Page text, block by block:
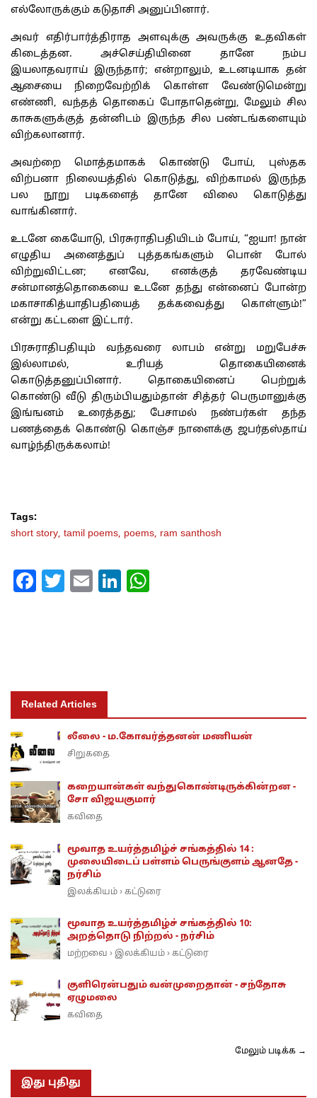
எல்லோருக்கும் கடுதாசி அனுப்பினார்.
அவர் எதிர்பார்த்திராத அளவுக்கு அவருக்கு உதவிகள்
கிடைத்தன. அச்செய்தியினை தானே நம்ப
இயலாதவராய் இருந்தார்; என்றாலும், உடனடியாக தன்
ஆசையை நிறைவேற்றிக் கொள்ள வேண்டுமென்று
எண்ணி, வந்தத் தொகைப் போதாதென்று, மேலும் சில
காசுகளுக்குத் தன்னிடம் இருந்த சில பண்டங்களையும்
விற்கலானார்.
அவற்றை மொத்தமாகக் கொண்டு போய், புஸ்தக
விற்பனா நிலையத்தில் கொடுத்து, விற்காமல் இருந்த
பல நூறு படிகளைத் தானே விலை கொடுத்து
வாங்கினார்.
உடனே கையோடு, பிரசுராதிபதியிடம் போய், “ஐயா! நான்
எழுதிய அனைத்துப் புத்தகங்களும் பொன் போல்
விற்றுவிட்டன; எனவே, எனக்குத் தரவேண்டிய
சன்மானத்தொகையை உடனே தந்து என்னைப் போன்ற
மகாசாகித்யாதிபதியைத் தக்கவைத்து கொள்ளும்!”
என்று கட்டளை இட்டார்.
பிரசுராதிபதியும் வந்தவரை லாபம் என்று மறுபேச்சு
இல்லாமல், உரியத் தொகையினைக்
கொடுத்தனுப்பினார். தொகையினைப் பெற்றுக்
கொண்டு வீடு திரும்பியதும்தான் சித்தர் பெருமானுக்கு
இங்ஙனம் உரைத்தது; பேசாமல் நண்பர்கள் தந்த
பணத்தைக் கொண்டு கொஞ்ச நாளைக்கு ஜபர்தஸ்தாய்
வாழ்ந்திருக்கலாம்!
Tags:
short story, tamil poems, poems, ram santhosh
Facebook
Twitter
EmailLinkedIn
Related Articles
லீலை - ம.கோவர்த்தனன் மணியன்
சிறுகதை
கறையான்கள் வந்துகொண்டிருக்கின்றன -
சோ விஜயகுமார்
கவிதை
மூவாத உயர்த்தமிழ்ச் சங்கத்தில் 14 :
முலையிடைப் பள்ளம் பெருங்குளம் ஆனதே -
நர்சிம்
இலக்கியம் › கட்டுரை
மூவாத உயர்த்தமிழ்ச் சங்கத்தில் 10:
அறத்தொடு நிற்றல் - நர்சிம்
மற்றவை › இலக்கியம் › கட்டுரை
குளிரென்பதும் வன்முறைதான் - சந்தோசு
ஏழுமலை
கவிதை
மேலும் படிக்க →
இது புதிது